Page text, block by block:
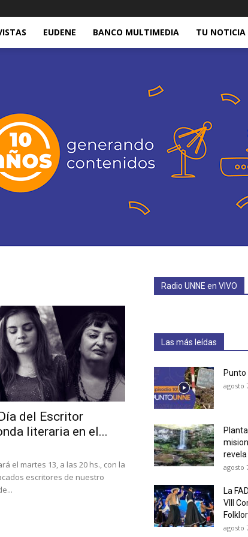
EUDENE BANCO MULTIMEDIA TU NOTICIA
Unne
del Escritor
literaria en el...
el martes 13, a las 20 hs., con la
escritores de nuestro
Radio UNNE en VIVO
Las más leídas
Punto
agosto
revela
agosto
La
VIII
agosto